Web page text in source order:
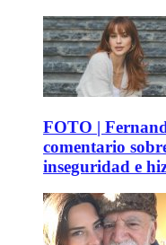
FOTO |
comentario
inseguridad e